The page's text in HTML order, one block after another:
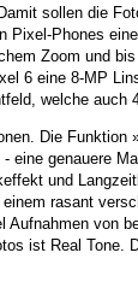
sollen die
Pixel-Phones
Zoom und
6 eine 8-MP
welche auch
Die
eine genauere
und
rasant
von
ist Real